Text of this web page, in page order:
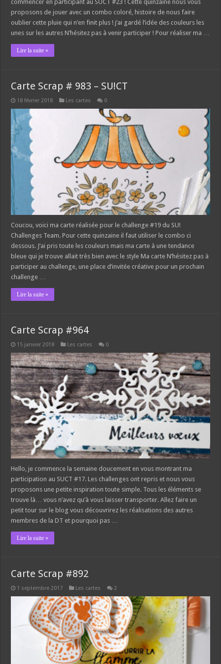
commencer en participant au SUCT #23 ! Cette quinzaine nous vous
proposons de jouer avec un combo coloré, histoire de nous faire
oublier cette pluie qui n’en finit plus ! j’ai gardé l’idée des couleurs les
unes sur les autres N’hésitez pas à venir participer ! Pour réaliser ma …
Lire la suite »
Carte Scrap # 983 – SU!CT
18 février 2018 Les cartes 0
Coucou, voici ma carte réalisée pour le challenge #19 du SU!
Challenges Team. Pour cette quinzaine il faut utiliser le combo ci
dessous. J’ai pris toute les couleurs mais ma carte à une tendance
bleue qui je trouve allait très bien avec le style Ma carte N’hésitez pas à
participer au challenge, une place d’invitée créative pour un prochain
challenge …
Lire la suite »
Carte Scrap #964
15 janvier 2018 Les cartes 0
Hello, je commence la semaine doucement en vous montrant ma
participation au SUCT #17. Les challenges ont repris et nous vous
proposons une petite inspiration toute simple. Tous les éléments se
trouve là… vous n’avez qu’à vous laisser transporter. Allez faire un
petit tour sur le blog vous découvrirez les réalisations des autres
membres de la DT et pourquoi pas …
Lire la suite »
Carte Scrap #892
1 septembre 2017 Les cartes 2